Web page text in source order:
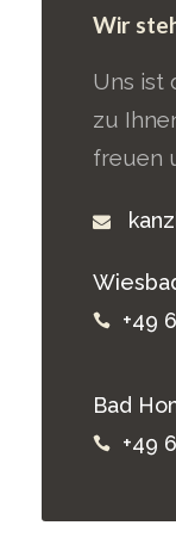
Wir
Uns ist
zu
freuen
+49
Bad
+49